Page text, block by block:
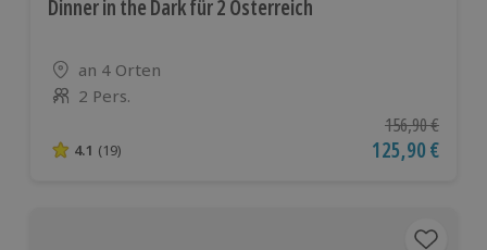
Dinner in the Dark für 2 Österreich
Standort
an 4 Orten
Anzahl der Teilnehmer
2 Pers.
4.1 von 5 Sternen basierend auf 19 Bewertungen
4.1 (19)
Ursprünglicher
156,90 €
Aktueller Preis
125,90 €